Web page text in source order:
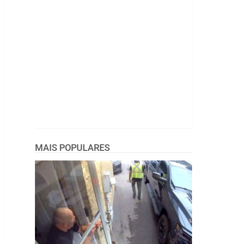
MAIS POPULARES